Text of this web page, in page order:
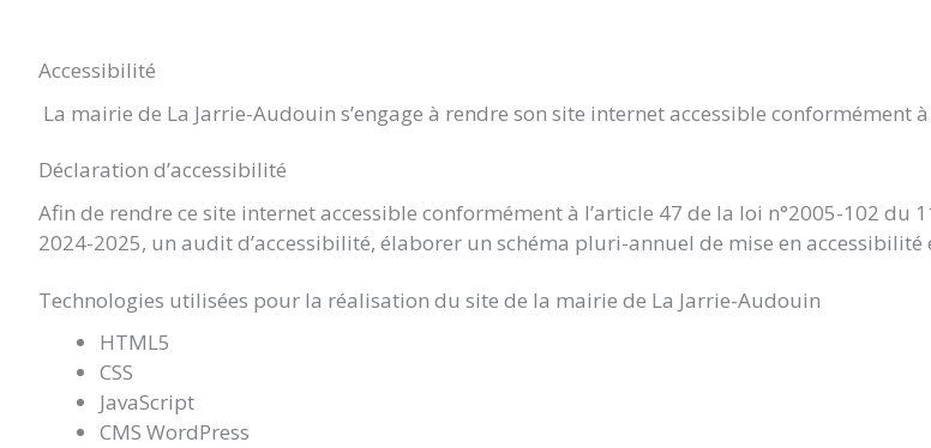
Accessibilité
La mairie de La Jarrie-Audouin s’engage à rendre son site internet accessible conformément
Déclaration d’accessibilité
Afin de rendre ce site internet accessible conformément à l’article 47 de la loi n°2005-102 du
2024-2025, un audit d’accessibilité, élaborer un schéma pluri-annuel de mise en
Technologies utilisées pour la réalisation du site de la mairie de La Jarrie-Audouin
HTML5
CSS
JavaScript
CMS WordPress